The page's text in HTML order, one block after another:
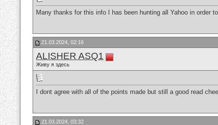
Many thanks for this info I has been hunting all Yahoo in order
21.03.2024, 02:16
ALISHER ASQ1
Живу я здесь
I dont agree with all of the points made but still a good read
21.03.2024, 03:32